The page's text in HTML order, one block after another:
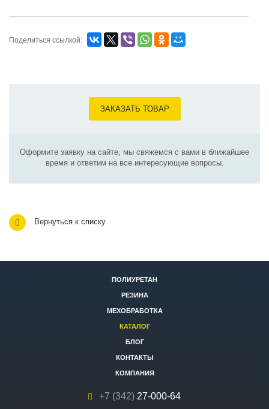
Поделиться ссылкой:
ЗАКАЗАТЬ ТОВАР
Оформите заявку на сайте, мы свяжемся с вами в ближайшее
время и ответим на все интересующие вопросы.
Вернуться к списку
ПОЛИУРЕТАН
РЕЗИНА
МЕХОБРАБОТКА
КАТАЛОГ
БЛОГ
КОНТАКТЫ
КОМПАНИЯ
+7 (342) 27-000-64